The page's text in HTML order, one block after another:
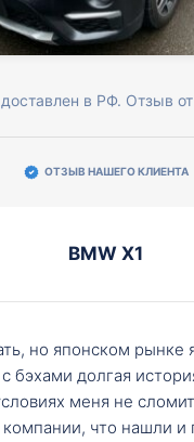
в РФ. Отзыв
ОТЗЫВ НАШЕГО КЛИЕНТА
BMW X1
но японском рынке
бэхами долгая
меня не
что нашли и